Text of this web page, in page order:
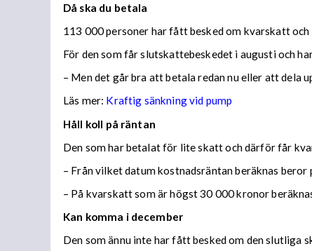
Då ska du betala
113 000 personer har fått besked om kvarskatt
För den som får slutskattebeskedet i augusti och
– Men det går bra att betala redan nu eller att dela
Läs mer: Kraftig sänkning vid pump
Håll koll på räntan
Den som har betalat för lite skatt och därför får
– Från vilket datum kostnadsräntan beräknas
– På kvarskatt som är högst 30 000 kronor
Kan komma i december
Den som ännu inte har fått besked om den slutliga